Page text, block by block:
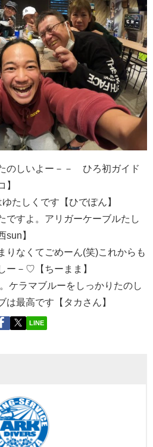
のしいよー－－ ひろ初ガイド
】
たしくです【ひでぽん】
ですよ。アリガーケーブルたし
sun】
なくてごめーん(笑)これからも
ー－♡【ちーまま】
ケラマブルーをしっかりたのし
は最高です【タカさん】
LINE